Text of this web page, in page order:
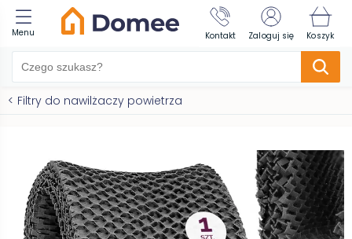
Menu Kontakt Zaloguj się Koszyk
< Filtry do nawilżaczy powietrza